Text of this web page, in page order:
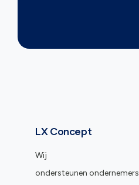
LX Concept
Wij
ondersteunen ondernemers